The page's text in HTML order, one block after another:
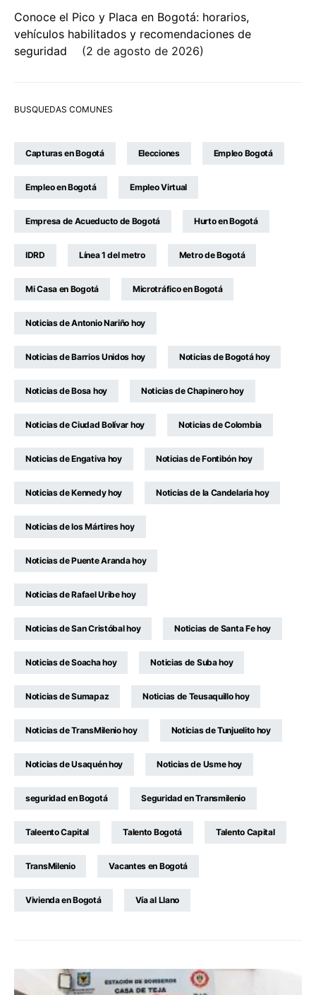
Conoce el Pico y Placa en Bogotá: horarios,
vehículos habilitados y recomendaciones de
seguridad
2 de agosto de 2026
BUSQUEDAS COMUNES
Capturas en Bogotá Elecciones Empleo Bogotá
Empleo en Bogotá Empleo Virtual
Empresa de Acueducto de Bogotá Hurto en Bogotá
IDRD Línea 1 del metro Metro de Bogotá
Mi Casa en Bogotá Microtráfico en Bogotá
Noticias de Antonio Nariño hoy
Noticias de Barrios Unidos hoy Noticias de Bogotá hoy
Noticias de Bosa hoy Noticias de Chapinero hoy
Noticias de Ciudad Bolívar hoy Noticias de Colombia
Noticias de Engativa hoy Noticias de Fontibón hoy
Noticias de Kennedy hoy Noticias de la Candelaria hoy
Noticias de los Mártires hoy
Noticias de Puente Aranda hoy
Noticias de Rafael Uribe hoy
Noticias de San Cristóbal hoy Noticias de Santa Fe hoy
Noticias de Soacha hoy Noticias de Suba hoy
Noticias de Sumapaz Noticias de Teusaquillo hoy
Noticias de TransMilenio hoy Noticias de Tunjuelito hoy
Noticias de Usaquén hoy Noticias de Usme hoy
seguridad en Bogotá Seguridad en Transmilenio
Taleento Capital Talento Bogotá Talento Capital
TransMilenio Vacantes en Bogotá
Vivienda en Bogotá Vía al Llano